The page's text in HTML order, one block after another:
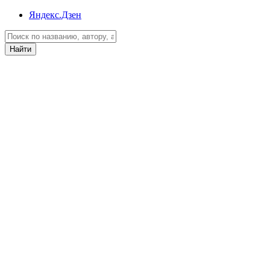
Яндекс.Дзен
Найти